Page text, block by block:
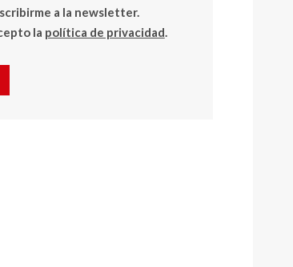
a la newsletter.
la política de privacidad.